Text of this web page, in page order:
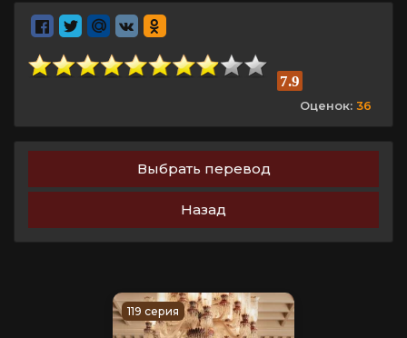
7.9
Оценок: 36
Выбрать перевод
Назад
119 серия